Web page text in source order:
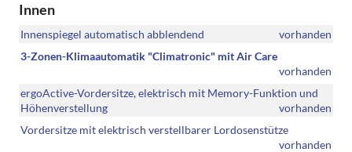
Innen
Innenspiegel automatisch abblendend
vorhanden
3-Zonen-Klimaautomatik "Climatronic" mit Air Care
vorhanden
ergoActive-Vordersitze, elektrisch mit Memory-Funktion und
Höhenverstellung
vorhanden
Vordersitze mit elektrisch verstellbarer Lordosenstütze
vorhanden